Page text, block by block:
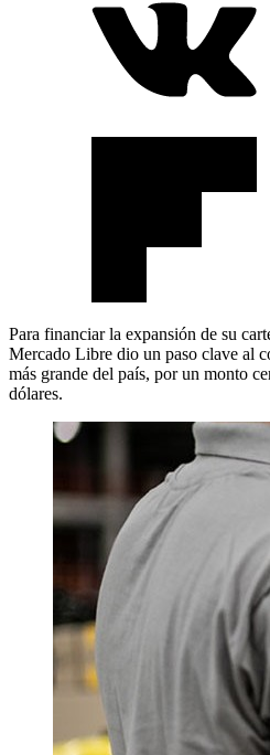
Para financiar la expansión de su
Mercado Libre dio un paso clave al
más grande del país, por un monto
dólares.